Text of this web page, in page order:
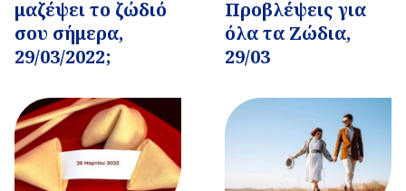
μαζέψει το ζώδιό
σου σήμερα,
29/03/2022;
Προβλέψεις για
όλα τα Ζώδια,
29/03